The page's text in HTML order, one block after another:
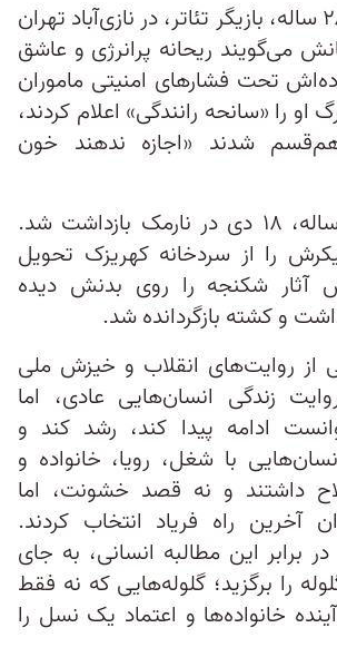
ریحانه یوسفی، ۲۸ ساله، بازیگر تئاتر، در نازی‌آباد تهران
می‌گویند ریحانه پرانرژی و عاشق
تحت فشارهای امنیتی ماموران
را «سانحه رانندگی» اعلام کردند،
شدند «اجازه ندهند خون
احد اکبری، ۴۴ ساله، ۱۸ دی در نارمک بازداشت شد.
را از سردخانه کهریزک تحویل
آثار شکنجه را روی بدنش دیده
و کشته بازگردانده شد.
از روایت‌های انقلاب و خیزش ملی
زندگی‌ انسان‌هایی عادی، اما
ادامه پیدا کند، رشد کند و
با شغل، رویا، خانواده و
داشتند و نه قصد خشونت، اما
آخرین راه فریاد انتخاب کردند.
برابر این مطالبه انسانی، به‌ جای
را برگزید؛ گلوله‌هایی که نه فقط
خانواده‌ها و اعتماد یک نسل را